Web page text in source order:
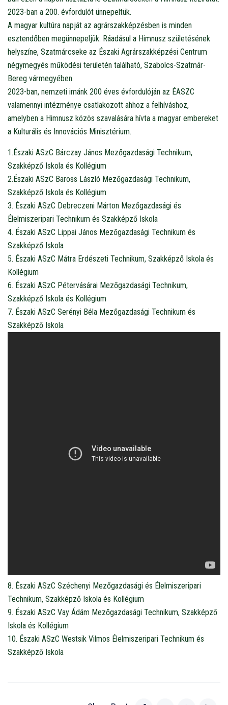
2023-ban a 200. évfordulót ünnepeltük.
A magyar kultúra napját az agrárszakképzésben is minden
esztendőben megünnepeljük. Ráadásul a Himnusz születésének
helyszíne, Szatmárcseke az Északi Agrárszakképzési Centrum
négymegyés működési területén található, Szabolcs-Szatmár-
Bereg vármegyében.
2023-ban, nemzeti imánk 200 éves évfordulóján az ÉASZC
valamennyi intézménye csatlakozott ahhoz a felhíváshoz,
amelyben a Himnusz közös szavalására hívta a magyar embereket
a Kulturális és Innovációs Minisztérium.
1.Északi ASzC Bárczay János Mezőgazdasági Technikum,
Szakképző Iskola és Kollégium
2.Északi ASzC Baross László Mezőgazdasági Technikum,
Szakképző Iskola és Kollégium
3. Északi ASzC Debreczeni Márton Mezőgazdasági és
Élelmiszeripari Technikum és Szakképző Iskola
4. Északi ASzC Lippai János Mezőgazdasági Technikum és
Szakképző Iskola
5. Északi ASzC Mátra Erdészeti Technikum, Szakképző Iskola és
Kollégium
6. Északi ASzC Pétervásárai Mezőgazdasági Technikum,
Szakképző Iskola és Kollégium
7. Északi ASzC Serényi Béla Mezőgazdasági Technikum és
Szakképző Iskola
8. Északi ASzC Széchenyi Mezőgazdasági és Élelmiszeripari
Technikum, Szakképző Iskola és Kollégium
9. Északi ASzC Vay Ádám Mezőgazdasági Technikum, Szakképző
Iskola és Kollégium
10. Északi ASzC Westsik Vilmos Élelmiszeripari Technikum és
Szakképző Iskola